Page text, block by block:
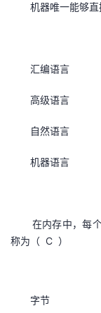
机器唯一能够直
汇编语言
高级语言
自然语言
机器语言
在内存中，每个
称为（ C ）
字节